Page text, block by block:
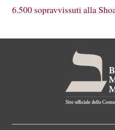
6.500 sopravvissuti alla